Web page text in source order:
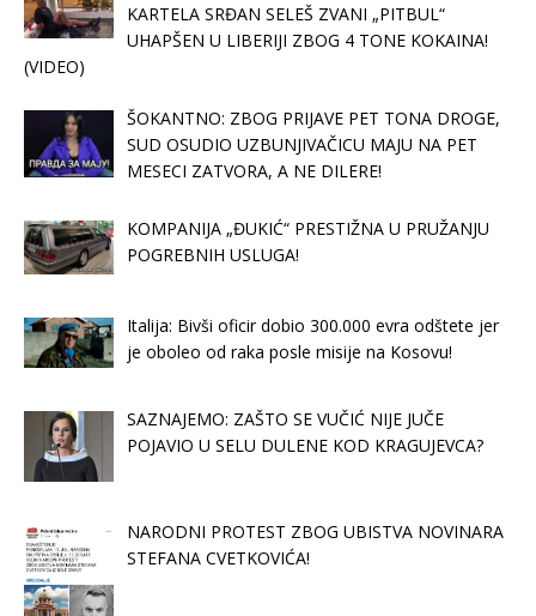
KARTELA SRĐAN SELEŠ ZVANI „PITBUL“
UHAPŠEN U LIBERIJI ZBOG 4 TONE KOKAINA!
(VIDEO)
ŠOKANTNO: ZBOG PRIJAVE PET TONA DROGE,
SUD OSUDIO UZBUNJIVAČICU MAJU NA PET
MESECI ZATVORA, A NE DILERE!
KOMPANIJA „ĐUKIĆ“ PRESTIŽNA U PRUŽANJU
POGREBNIH USLUGA!
Italija: Bivši oficir dobio 300.000 evra odštete jer
je oboleo od raka posle misije na Kosovu!
SAZNAJEMO: ZAŠTO SE VUČIĆ NIJE JUČE
POJAVIO U SELU DULENE KOD KRAGUJEVCA?
NARODNI PROTEST ZBOG UBISTVA NOVINARA
STEFANA CVETKOVIĆA!